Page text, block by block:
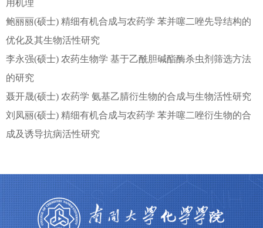
用机理
鲍丽丽(硕士) 精细有机合成与农药学 苯并噻二唑先导结构的
优化及其生物活性研究
李永强(硕士) 农药生物学 基于乙酰胆碱酯酶杀虫剂筛选方法
的研究
聂开晟(硕士) 农药学 氨基乙腈衍生物的合成与生物活性研究
刘凤丽(硕士) 精细有机合成与农药学 苯并噻二唑衍生物的合
成及诱导抗病活性研究